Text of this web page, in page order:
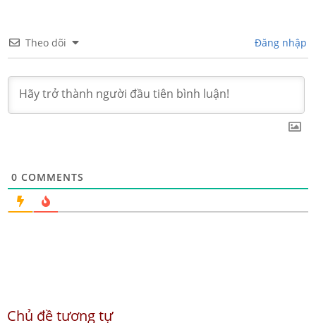
Theo dõi Đăng nhập
0 COMMENTS
Chủ đề tương tự